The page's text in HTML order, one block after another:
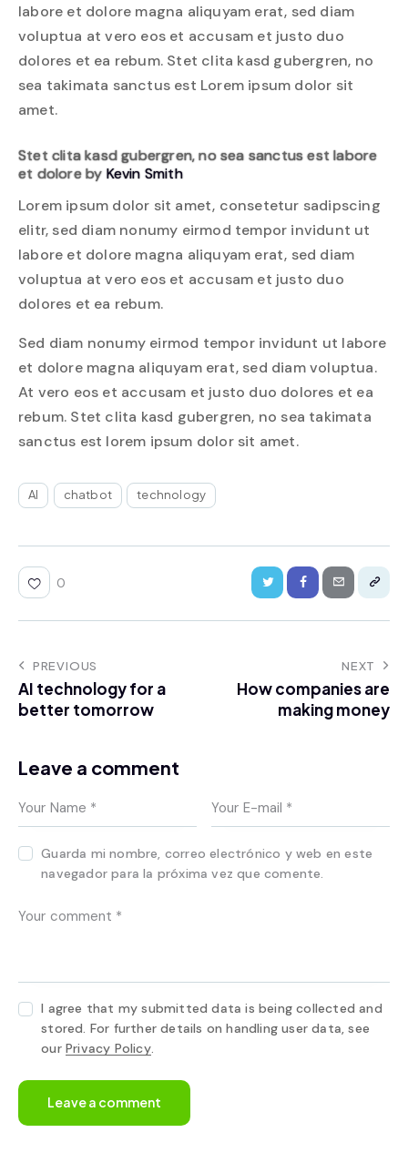
labore et dolore magna aliquyam erat, sed diam
voluptua at vero eos et accusam et justo duo
dolores et ea rebum. Stet clita kasd gubergren, no
sea takimata sanctus est Lorem ipsum dolor sit
amet.
Stet clita kasd gubergren, no sea sanctus est labore
et dolore by Kevin Smith
Lorem ipsum dolor sit amet, consetetur sadipscing
elitr, sed diam nonumy eirmod tempor invidunt ut
labore et dolore magna aliquyam erat, sed diam
voluptua at vero eos et accusam et justo duo
dolores et ea rebum.
Sed diam nonumy eirmod tempor invidunt ut labore
et dolore magna aliquyam erat, sed diam voluptua.
At vero eos et accusam et justo duo dolores et ea
rebum. Stet clita kasd gubergren, no sea takimata
sanctus est lorem ipsum dolor sit amet.
AI chatbot technology
0
PREVIOUS
AI technology for a
better tomorrow
NEXT
How companies are
making money
Leave a comment
Guarda mi nombre, correo electrónico y web en este
navegador para la próxima vez que comente.
I agree that my submitted data is being collected and
stored. For further details on handling user data, see
our Privacy Policy.